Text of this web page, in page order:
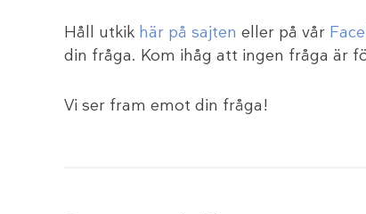
Håll utkik här på sajten eller på vår
din fråga. Kom ihåg att ingen fråga är
Vi ser fram emot din fråga!